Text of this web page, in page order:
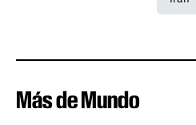
Más de Mundo